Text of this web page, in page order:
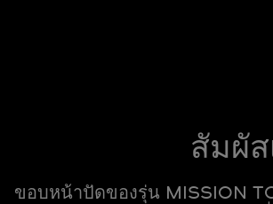
สัมผัส
ขอบหน้าปัดของรุ่น MISSION